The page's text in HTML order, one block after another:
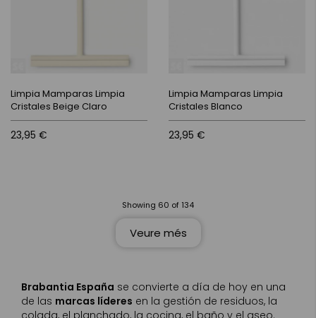
Limpia Mamparas Limpia
Cristales Beige Claro
23,95 €
Limpia Mamparas Limpia
Cristales Blanco
23,95 €
Showing 60 of 134
Veure més
Brabantia España se convierte a día de hoy en una
de las marcas líderes en la gestión de residuos, la
colada, el planchado, la cocina, el baño y el aseo.